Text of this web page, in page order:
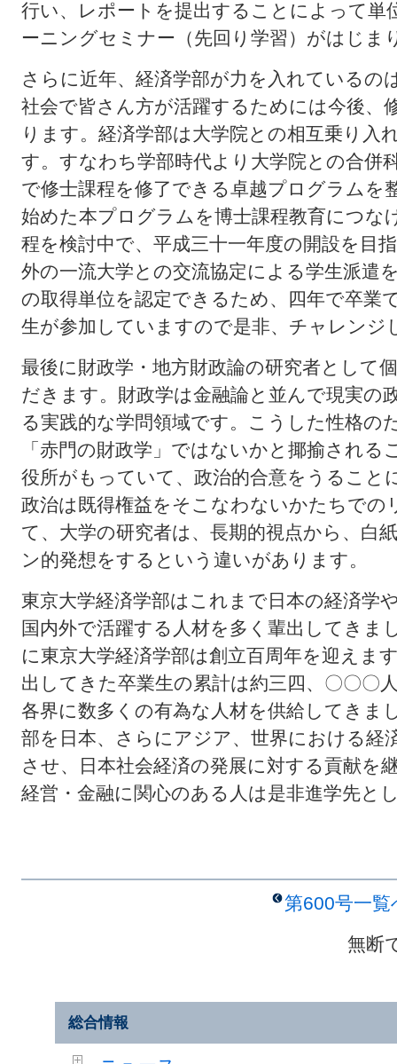
行い、レポートを提出することによって
ーニングセミナー（先回り学習）がはじま
さらに近年、経済学部が力を入れているの
社会で皆さん方が活躍するためには今後、
ります。経済学部は大学院との相互乗り入
す。すなわち学部時代より大学院との合併
で修士課程を修了できる卓越プログラムを
始めた本プログラムを博士課程教育につな
程を検討中で、平成三十一年度の開設を目
外の一流大学との交流協定による学生派遣
の取得単位を認定できるため、四年で卒業
生が参加していますので是非、チャレン
最後に財政学・地方財政論の研究者として
だきます。財政学は金融論と並んで現実の
る実践的な学問領域です。こうした性格の
「赤門の財政学」ではないかと揶揄され
役所がもっていて、政治的合意をうること
政治は既得権益をそこなわないかたちでの
て、大学の研究者は、長期的視点から、白
ン的発想をするという違いがあります。
東京大学経済学部はこれまで日本の経済学
国内外で活躍する人材を多く輩出してきま
に東京大学経済学部は創立百周年を迎えま
出してきた卒業生の累計は約三四、〇〇〇
各界に数多くの有為な人材を供給してきま
部を日本、さらにアジア、世界における経
させ、日本社会経済の発展に対する貢献を
経営・金融に関心のある人は是非進学先と
第600号一覧
無断
総合情報